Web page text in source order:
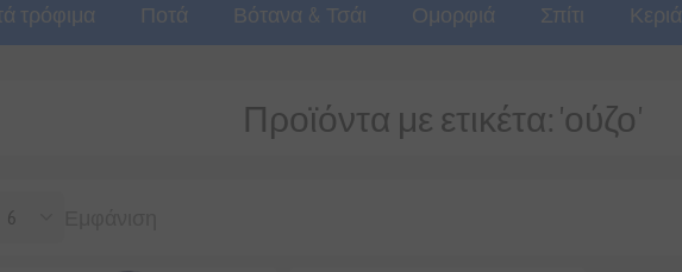
τρόφιμα Ποτά Βότανα & Τσάι Ομορφιά Σπίτι Κεριά
Προϊόντα με ετικέτα: 'ούζο'